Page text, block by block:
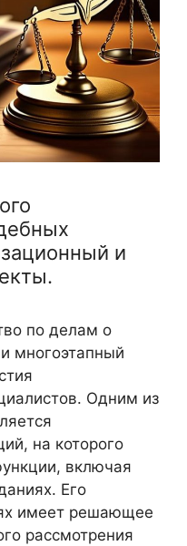
и
по делам о
многоэтапный
Одним из
на которого
включая
Его
имеет решающее
рассмотрения